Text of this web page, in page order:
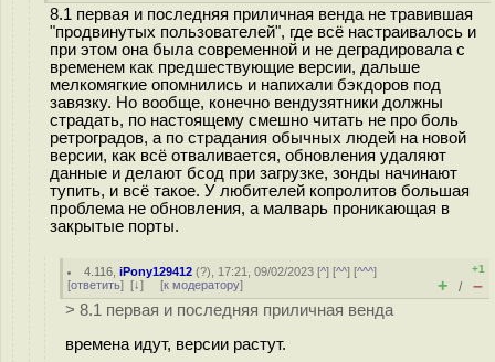
8.1 первая и последняя приличная венда не травившая
"продвинутых пользователей", где всё настраивалось и
при этом она была современной и не деградировала с
временем как предшествующие версии, дальше
мелкомягкие опомнились и напихали бэкдоров под
завязку. Но вообще, конечно вендузятники должны
страдать, по настоящему смешно читать не про боль
ретроградов, а по страдания обычных людей на новой
версии, как всё отваливается, обновления удаляют
данные и делают бсод при загрузке, зонды начинают
тупить, и всё такое. У любителей копролитов большая
проблема не обновления, а малварь проникающая в
закрытые порты.
4.116 ,iPony129412 (?), 17:21, 09/02/2023 [^] [^^] [^^^]
[ответить] [↓] [к модератору]
+1
+ / –
> 8.1 первая и последняя приличная венда
времена идут, версии растут.